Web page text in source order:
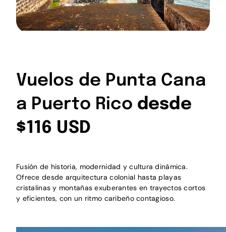
Vuelos de Punta Cana
a Puerto Rico desde
$116 USD
Fusión de historia, modernidad y cultura dinámica.
Ofrece desde arquitectura colonial hasta playas
cristalinas y montañas exuberantes en trayectos cortos
y eficientes, con un ritmo caribeño contagioso.